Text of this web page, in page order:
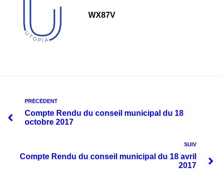
WX87V
PRÉCÉDENT
Compte Rendu du conseil municipal du 18
octobre 2017
SUIV
Compte Rendu du conseil municipal du 18 avril
2017